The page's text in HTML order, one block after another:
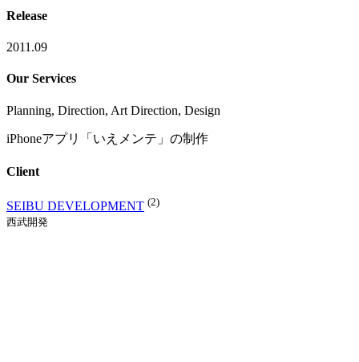
Release
2011.09
Our Services
Planning, Direction, Art Direction, Design
iPhoneアプリ「いえメンテ」の制作
Client
SEIBU DEVELOPMENT (2)
西武開発